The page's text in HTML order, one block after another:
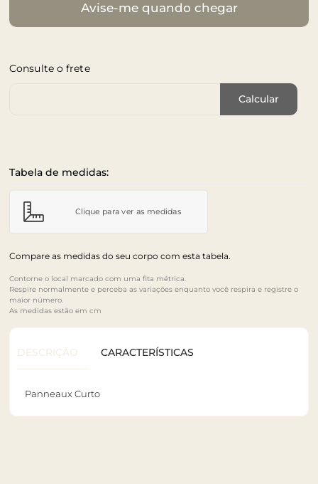
Avise-me quando chegar
Consulte o frete
Calcular
Tabela de medidas:
Clique para ver as medidas
Compare as medidas do seu corpo com esta tabela.
Contorne o local marcado com uma fita métrica.
Respire normalmente e perceba as variações enquanto você respira e registre o
maior número.
As medidas estão em cm
DESCRIÇÃO CARACTERÍSTICAS
Panneaux Curto